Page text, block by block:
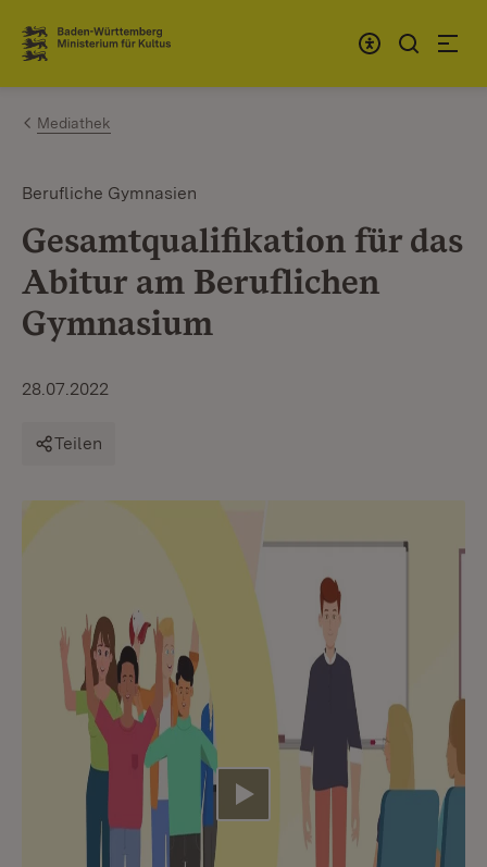
Zum Inhalt springen
Link zur Startseite
Mediathek
Berufliche Gymnasien
Gesamtqualifikation für das
Abitur am Beruflichen
Gymnasium
28.07.2022
Teilen
Video abspielen